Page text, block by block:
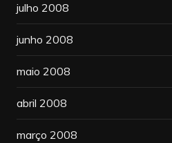
julho 2008
junho 2008
maio 2008
abril 2008
março 2008